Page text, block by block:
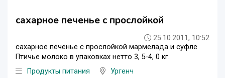
сахарное печенье с прослойкой
25.10.2011, 10:52
сахарное печенье с прослойкой мармелада и суфле
Птичье молоко в упаковках нетто 3, 5-4, 0 кг.
Продукты питания
Ургенч